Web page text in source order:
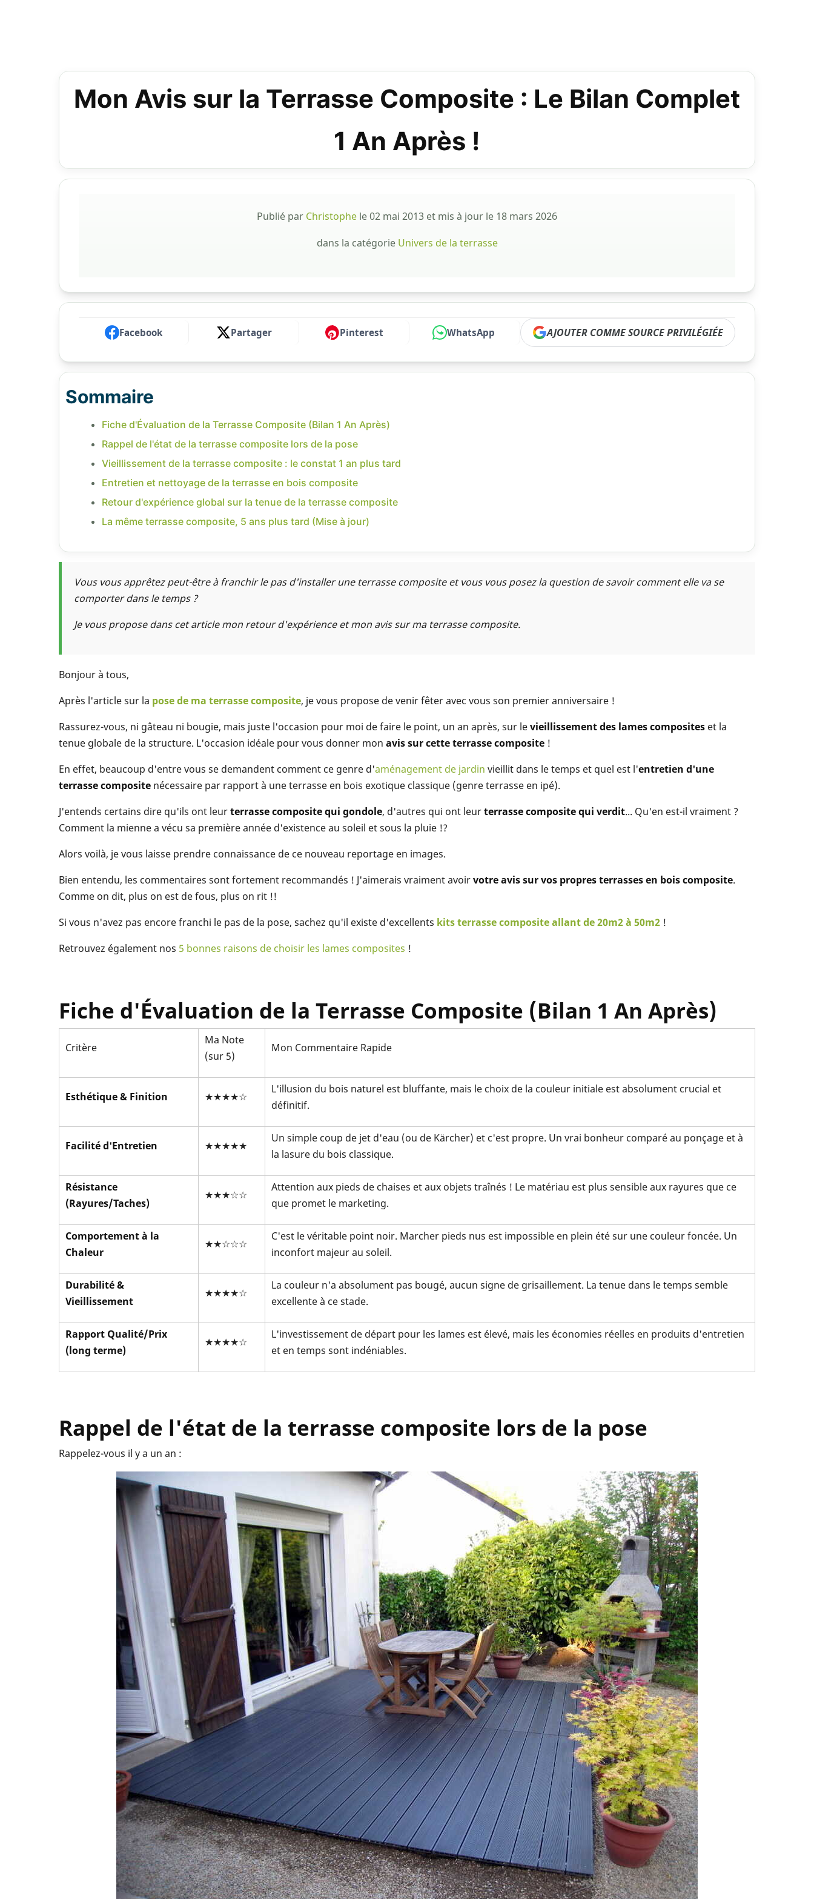
Mon Avis sur la Terrasse Composite : Le Bilan Complet
1 An Après !
Publié par Christophe le02 mai 2013 et mis à jour le 18 mars 2026
dans la catégorie Univers de la terrasse
Facebook Partager Pinterest WhatsApp AJOUTER COMME SOURCE PRIVILÉGIÉE
Sommaire
Fiche d'Évaluation de la Terrasse Composite (Bilan 1 An Après)
Rappel de l'état de la terrasse composite lors de la pose
Vieillissement de la terrasse composite : le constat 1 an plus tard
Entretien et nettoyage de la terrasse en bois composite
Retour d'expérience global sur la tenue de la terrasse composite
La même terrasse composite, 5 ans plus tard (Mise à jour)
Vous vous apprêtez peut-être à franchir le pas d'installer une terrasse composite et vous vous posez la question de savoir comment elle va se
comporter dans le temps ?
Je vous propose dans cet article mon retour d'expérience et mon avis sur ma terrasse composite.
Bonjour à tous,
Après l'article sur la pose de ma terrasse composite, je vous propose de venir fêter avec vous son premier anniversaire !
Rassurez-vous, ni gâteau ni bougie, mais juste l'occasion pour moi de faire le point, un an après, sur levieillissement des lames composites et la
tenue globale de la structure. L'occasion idéale pour vous donner mon avis sur cette terrasse composite !
En effet, beaucoup d'entre vous se demandent comment ce genre d'aménagement de jardin vieillit dans le temps et quel est l'entretien d'une
terrasse composite nécessaire par rapport à une terrasse en bois exotique classique (genre terrasse en ipé).
J'entends certains dire qu'ils ont leurterrasse composite qui gondole, d'autres qui ont leurterrasse composite qui verdit... Qu'en est-il vraiment ?
Comment la mienne a vécu sa première année d'existence au soleil et sous la pluie !?
Alors voilà, je vous laisse prendre connaissance de ce nouveau reportage en images.
Bien entendu, les commentaires sont fortement recommandés ! J'aimerais vraiment avoirvotre avis sur vos propres terrasses en bois composite.
Comme on dit, plus on est de fous, plus on rit !!
Si vous n'avez pas encore franchi le pas de la pose, sachez qu'il existe d'excellents kits terrasse composite allant de 20m2 à 50m2 !
Retrouvez également nos 5 bonnes raisons de choisir les lames composites !
Fiche d'Évaluation de la Terrasse Composite (Bilan 1 An Après)
Critère
Ma Note
(sur 5)
Mon Commentaire Rapide
Esthétique & Finition ★★★★☆
L'illusion du bois naturel est bluffante, mais le choix de la couleur initiale est absolument crucial et
définitif.
Facilité d'Entretien ★★★★★
Un simple coup de jet d'eau (ou de Kärcher) et c'est propre. Un vrai bonheur comparé au ponçage et à
la lasure du bois classique.
Résistance
(Rayures/Taches)
★★★☆☆
Attention aux pieds de chaises et aux objets traînés ! Le matériau est plus sensible aux rayures que ce
que promet le marketing.
Comportement à la
Chaleur
★★☆☆☆
C'est le véritable point noir. Marcher pieds nus est impossible en plein été sur une couleur foncée. Un
inconfort majeur au soleil.
Durabilité &
Vieillissement
★★★★☆
La couleur n'a absolument pas bougé, aucun signe de grisaillement. La tenue dans le temps semble
excellente à ce stade.
Rapport Qualité/Prix
(long terme)
★★★★☆
L'investissement de départ pour les lames est élevé, mais les économies réelles en produits d'entretien
et en temps sont indéniables.
Rappel de l'état de la terrasse composite lors de la pose
Rappelez-vous il y a un an :